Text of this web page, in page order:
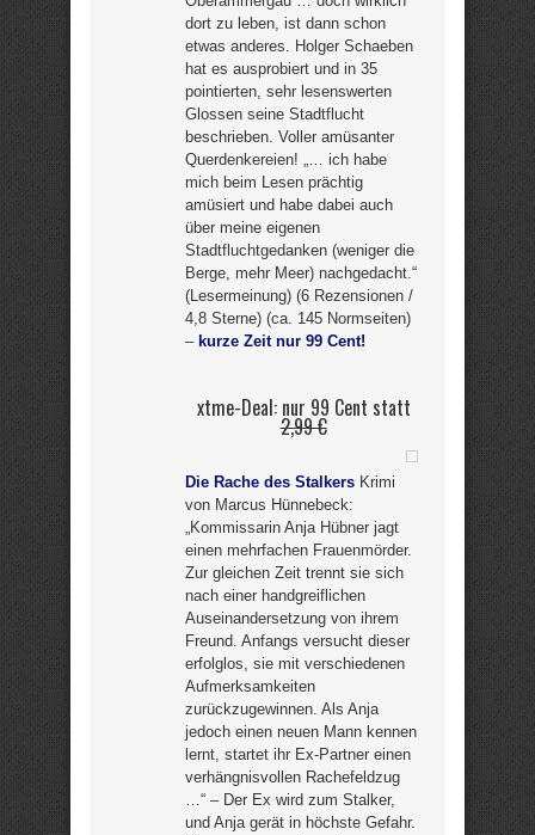
dort zu leben, ist dann schon
etwas anderes. Holger Schaeben
hat es ausprobiert und in 35
pointierten, sehr lesenswerten
Glossen seine Stadtflucht
beschrieben. Voller amüsanter
Querdenkereien! „… ich habe
mich beim Lesen prächtig
amüsiert und habe dabei auch
über meine eigenen
Stadtfluchtgedanken (weniger die
Berge, mehr Meer) nachgedacht.“
(Lesermeinung) (6 Rezensionen /
4,8 Sterne) (ca. 145 Normseiten)
– kurze Zeit nur 99 Cent!
xtme-Deal: nur 99 Cent statt
2,99 €
Die Rache des Stalkers Krimi
von Marcus Hünnebeck:
„Kommissarin Anja Hübner jagt
einen mehrfachen Frauenmörder.
Zur gleichen Zeit trennt sie sich
nach einer handgreiflichen
Auseinandersetzung von ihrem
Freund. Anfangs versucht dieser
erfolglos, sie mit verschiedenen
Aufmerksamkeiten
zurückzugewinnen. Als Anja
jedoch einen neuen Mann kennen
lernt, startet ihr Ex-Partner einen
verhängnisvollen Rachefeldzug
…“ – Der Ex wird zum Stalker,
und Anja gerät in höchste Gefahr.